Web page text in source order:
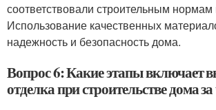
соответствовали строительным нормам
Использование качественных
надежность и безопасность дома.
Вопрос 6: Какие этапы включает
отделка при строительстве дома